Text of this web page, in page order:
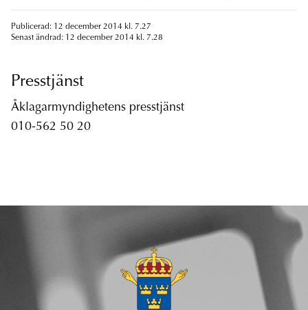
Publicerad: 12 december 2014 kl. 7.27
Senast ändrad: 12 december 2014 kl. 7.28
Presstjänst
Åklagarmyndighetens presstjänst
010-562 50 20